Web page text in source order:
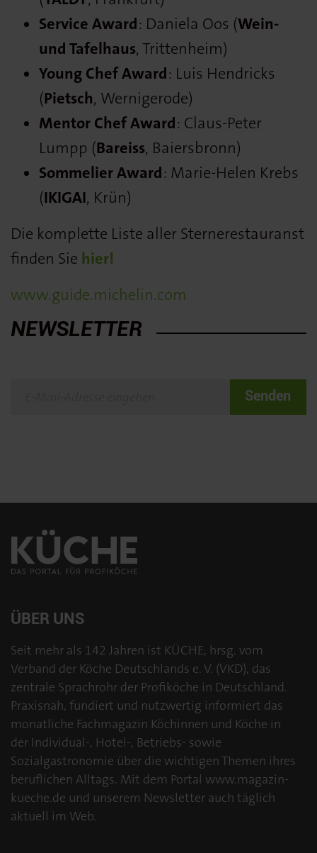
Service Award: Daniela Oos (Wein-
und Tafelhaus, Trittenheim)
Young Chef Award: Luis Hendricks
(Pietsch, Wernigerode)
Mentor Chef Award: Claus-Peter
Lumpp (Bareiss, Baiersbronn)
Sommelier Award: Marie-Helen Krebs
(IKIGAI, Krün)
Die komplette Liste aller Sternerestauranst
finden Sie hier!
www.guide.michelin.com
NEWSLETTER
Senden
ÜBER UNS
Seit mehr als 142 Jahren ist KÜCHE, hrsg. vom
Verband der Köche Deutschlands e. V. (VKD), das
zentrale Sprachrohr der Profiköche in Deutschland.
Praxisnah, fundiert und nutzwertig informiert das
monatliche Fachmagazin Köchinnen und Köche in
der Individual-, Hotel-, Betriebs- sowie
Sozialgastronomie über die wichtigen Themen ihres
beruflichen Alltags. Mit dem Portal www.magazin-
kueche.de und unserem Newsletter auch täglich
aktuell im Web.